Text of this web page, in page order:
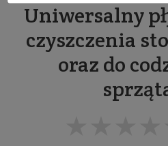
Uniwersalny
czyszczenia
oraz do